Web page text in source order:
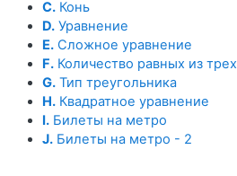
C. Конь
D. Уравнение
E. Сложное уравнение
F. Количество равных из трех
G. Тип треугольника
H. Квадратное уравнение
I. Билеты на метро
J. Билеты на метро - 2